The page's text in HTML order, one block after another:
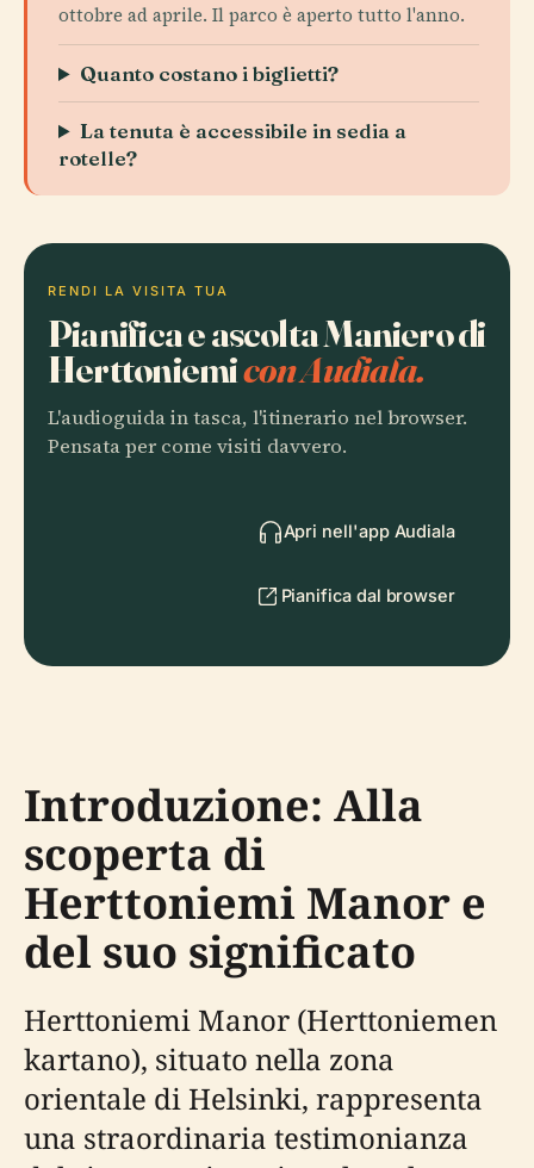
ottobre ad aprile. Il parco è aperto tutto l'anno.
Quanto costano i biglietti?
La tenuta è accessibile in sedia a
rotelle?
RENDI LA VISITA TUA
Pianifica e ascolta Maniero di
Herttoniemicon Audiala.
L'audioguida in tasca, l'itinerario nel browser.
Pensata per come visiti davvero.
Apri nell'app Audiala
Pianifica dal browser
Introduzione: Alla
scoperta di
Herttoniemi Manor e
del suo significato
Herttoniemi Manor (Herttoniemen
kartano), situato nella zona
orientale di Helsinki, rappresenta
una straordinaria testimonianza